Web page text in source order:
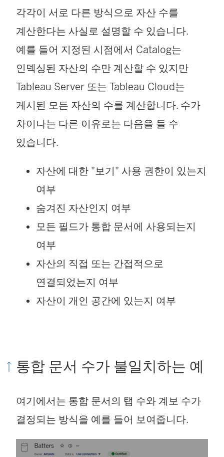
각각이 서로 다른 방식으로 자산 수를
계산한다는 사실로 설명할 수 있습니다.
예를 들어 지정된 시점에서 Catalog는
인덱싱된 자산의 수만 계산할 수 있지만
Tableau Server 또는 Tableau Cloud는
게시된 모든 자산의 수를 계산합니다. 수가
차이나는 다른 이유로는 다음을 들 수
있습니다.
자산에 대한 "보기" 사용 권한이 있는지
여부
숨겨진 자산인지 여부
모든 필드가 통합 문서에 사용되는지
여부
자산의 직접 또는 간접적으로
연결되었는지 여부
자산이 개인 공간에 있는지 여부
통합 문서 수가 불일치하는 예
여기에서는 통합 문서의 탭 수와 계보 수가
결정되는 방식을 예를 들어 보여줍니다.